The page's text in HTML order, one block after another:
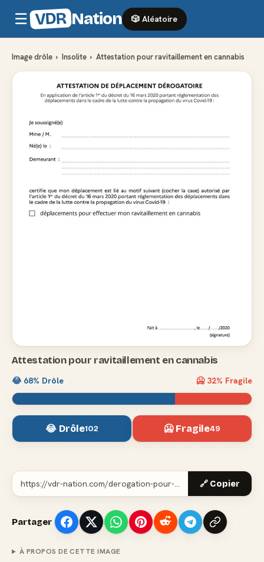
☰ VDR Nation 🎲 Aléatoire
Image drôle › Insolite › Attestation pour ravitaillement en cannabis
Attestation pour ravitaillement en cannabis
😂 68% Drôle 🥶 32% Fragile
😂 Drôle102 🥶 Fragile49
🔗 Copier
Partager
À PROPOS DE CETTE IMAGE